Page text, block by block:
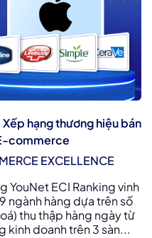
hạng thương hiệu bán
commerce
EXCELLENCE
YouNet ECI Ranking vinh
ngành hàng dựa trên số
thu thập hàng ngày từ
doanh trên 3 sàn...